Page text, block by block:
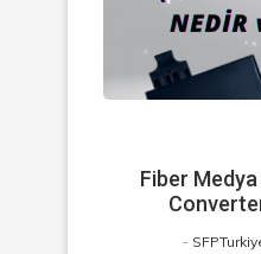
Fiber
-